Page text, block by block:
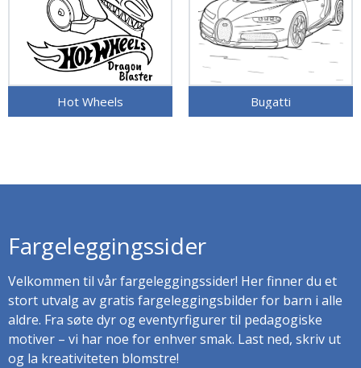
Hot Wheels Bugatti
Fargeleggingssider
Velkommen til vår fargeleggingssider! Her finner du et
stort utvalg av gratis fargeleggingsbilder for barn i alle
aldre. Fra søte dyr og eventyrfigurer til pedagogiske
motiver – vi har noe for enhver smak. Last ned, skriv ut
og la kreativiteten blomstre!